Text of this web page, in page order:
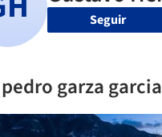
Seguir
garza garcia